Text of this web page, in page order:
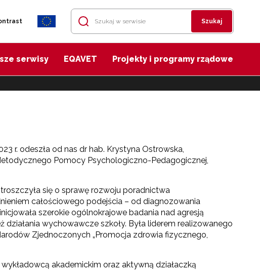
Szukaj
serwisy EQAVET Projekty i programy rządowe
r. odeszła od nas dr hab. Krystyna Ostrowska,
Pomocy Psychologiczno-Pedagogicznej,
się o sprawę rozwoju poradnictwa
całościowego podejścia – od diagnozowania
szerokie ogólnokrajowe badania nad agresją
wychowawcze szkoły. Była liderem realizowanego
Zjednoczonych „Promocja zdrowia fizycznego,
akademickim oraz aktywną działaczką